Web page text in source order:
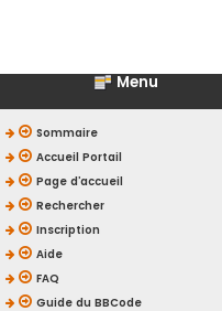
Menu
Sommaire
Accueil Portail
Page d’accueil
Rechercher
Inscription
Aide
FAQ
Guide du BBCode